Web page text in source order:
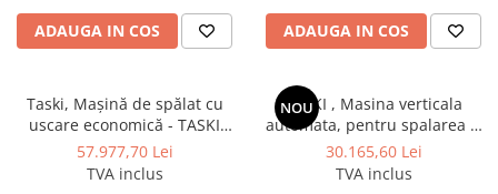
Mopuri Profesionale
Sisteme, ustensile spalat
geamurile
Produse hoteliere
ADAUGA IN COS ADAUGA IN COS
Taski, Mașină de spălat cu
uscare economică - TASKI
ULTIMAXX 900 SD50 P Single
Disc Economy
57.977,70 Lei
TVA inclus
NOU
TASKI , Masina verticala
automata, pentru spalarea si
uscarea pardoselilor, cu
baterie Litiu-Ion, TASKI
30.165,60 Lei
TVA inclus